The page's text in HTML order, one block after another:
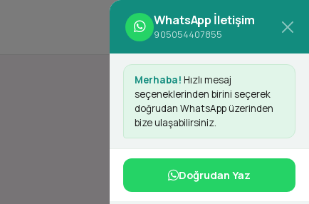
Giriş Yap Kayıt Ol
WhatsApp İletişim
905054407855
Merhaba! Hızlı mesaj
seçeneklerinden birini seçerek
doğrudan WhatsApp üzerinden
bize ulaşabilirsiniz.
Doğrudan Yaz